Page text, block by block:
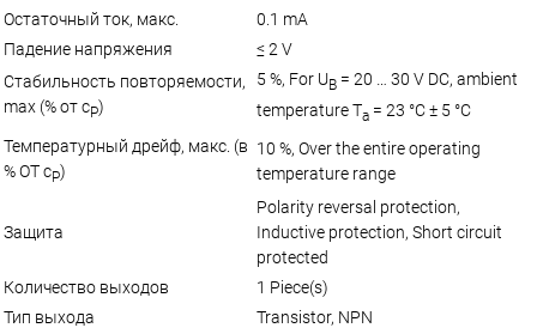
Остаточный ток, макс.
0.1 mA
Падение напряжения
≤ 2 V
Стабильность повторяемости,
max (% от сР)
5 %, For UB = 20 … 30 V DC, ambient
temperature Ta = 23 °C ± 5 °C
Температурный дрейф, макс. (в
% ОТ сР)
10 %, Over the entire operating
temperature range
Защита
Polarity reversal protection,
Inductive protection, Short circuit
protected
Количество выходов
1 Piece(s)
Тип выхода
Transistor, NPN